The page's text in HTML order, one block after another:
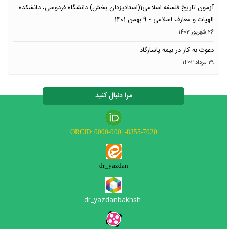
آزمون تاریخ فلسفه اسلامی1(استادیزدان بخش) دانشگاه فردوسی، دانشکده
الهیات و معارف اسلامی - 9 بهمن 1401
26 شهریور 1402
دعوت به کار در بیمه پاسارگاد
29 مرداد 1402
مرا دنبال کنید
ORCID: 0000-0001-8355-7020
dr_yazdan
dr_yazdanbakhsh